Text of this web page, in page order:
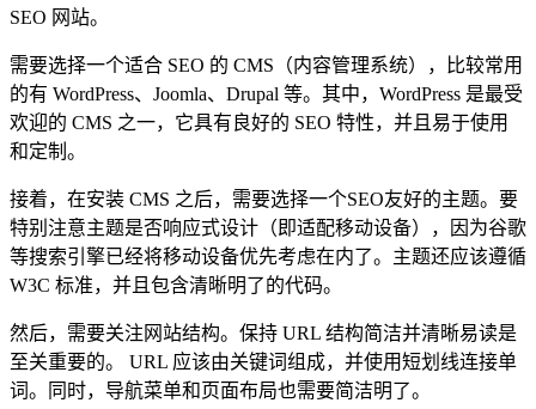
SEO 网站。
需要选择一个适合 SEO 的 CMS（内容管理系统），比较常用
的有 WordPress、Joomla、Drupal 等。其中，WordPress 是最受
欢迎的 CMS 之一，它具有良好的 SEO 特性，并且易于使用
和定制。
接着，在安装 CMS 之后，需要选择一个SEO友好的主题。要
特别注意主题是否响应式设计（即适配移动设备），因为谷歌
等搜索引擎已经将移动设备优先考虑在内了。主题还应该遵循
W3C 标准，并且包含清晰明了的代码。
然后，需要关注网站结构。保持 URL 结构简洁并清晰易读是
至关重要的。 URL 应该由关键词组成，并使用短划线连接单
词。同时，导航菜单和页面布局也需要简洁明了。